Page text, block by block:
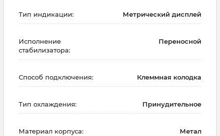
Тип индикации: Метрический дисплей
Исполнение
стабилизатора:
Переносной
Способ подключения: Клеммная колодка
Тип охлаждения: Принудительное
Материал корпуса: Метал